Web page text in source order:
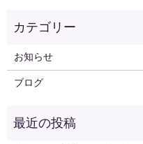
お知らせ
ブログ